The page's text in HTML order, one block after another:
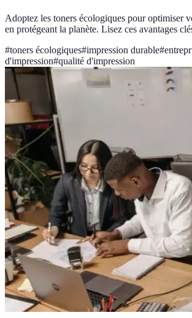
Adoptez les toners écologiques pour optimiser
en protégeant la planète. Lisez ces avantages
#toners écologiques#impression durable#
d'impression#qualité d'impression